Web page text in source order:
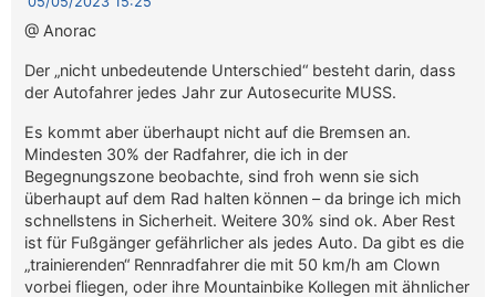
@ Anorac
Der „nicht unbedeutende Unterschied“ besteht darin, dass
der Autofahrer jedes Jahr zur Autosecurite MUSS.
Es kommt aber überhaupt nicht auf die Bremsen an.
Mindesten 30% der Radfahrer, die ich in der
Begegnungszone beobachte, sind froh wenn sie sich
überhaupt auf dem Rad halten können – da bringe ich mich
schnellstens in Sicherheit. Weitere 30% sind ok. Aber Rest
ist für Fußgänger gefährlicher als jedes Auto. Da gibt es die
„trainierenden“ Rennradfahrer die mit 50 km/h am Clown
vorbei fliegen, oder ihre Mountainbike Kollegen mit ähnlicher